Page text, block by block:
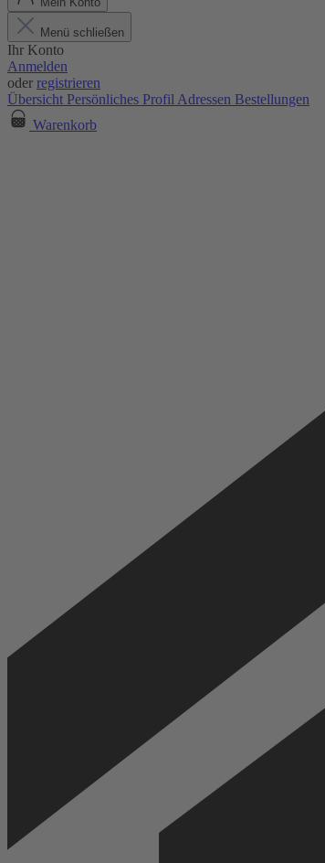
Menü schließen
Ihr Konto
Anmelden
oder registrieren
Übersicht Persönliches Profil Adressen Bestellungen
Warenkorb